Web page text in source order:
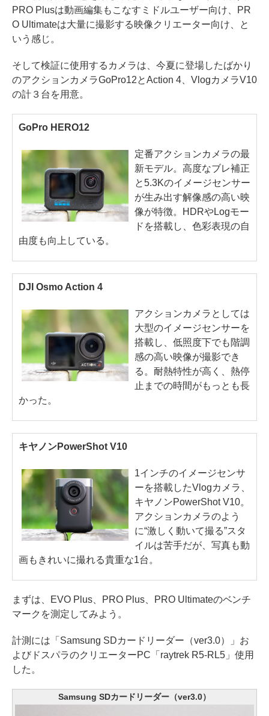
PRO Plusは動画編集もこなすミドルユーザー向け、PR
O Ultimateは大量に撮影する映像クリエーター向け、と
いう感じ。
そして検証に使用するカメラは、今夏に登場したばかり
のアクションカメラGoPro12とAction 4、VlogカメラV10
の計３台を用意。
GoPro HERO12
定番アクションカメラの最
新モデル。高度なブレ補正
と5.3Kのイメージセンサー
が生み出す解像感の高い映
像が特徴。HDRやLogモー
ドを搭載し、色彩表現の自
由度も向上している。
DJI Osmo Action 4
アクションカメラとしては
大型のイメージセンサーを
搭載し、低照度下でも階調
感の高い映像が撮影でき
る。耐熱特性が高く、熱停
止までの時間がもっとも長
かった。
キヤノンPowerShot V10
1インチのイメージセンサ
ーを搭載したVlogカメラ、
キヤノンPowerShot V10。
アクションカメラのよう
に“激しく動いて撮る”スタ
イルは苦手だが、写真も動
画もきれいに撮れる貴重な1台。
まずは、EVO Plus、PRO Plus、PRO Ultimateのベンチ
マークを測定してみよう。
計測には「Samsung SDカードリーダー（ver3.0）」お
よびドスパラのクリエーターPC「raytrek R5-RL5」使用
した。
Samsung SDカードリーダー（ver3.0）